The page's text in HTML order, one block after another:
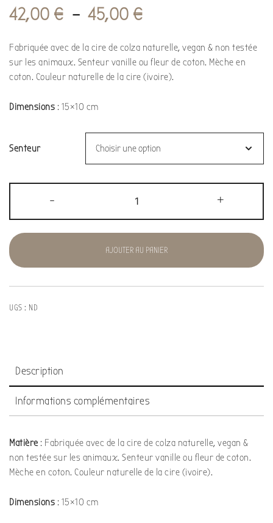
42,00 € – 45,00 €
Fabriquée avec de la cire de colza naturelle, vegan & non testée
sur les animaux. Senteur vanille ou fleur de coton. Mèche en
coton. Couleur naturelle de la cire (ivoire).
Dimensions : 15×10 cm
Senteur
- +
AJOUTER AU PANIER
UGS : ND
Description
Informations complémentaires
Matière : Fabriquée avec de la cire de colza naturelle, vegan &
non testée sur les animaux. Senteur vanille ou fleur de coton.
Mèche en coton. Couleur naturelle de la cire (ivoire).
Dimensions : 15×10 cm